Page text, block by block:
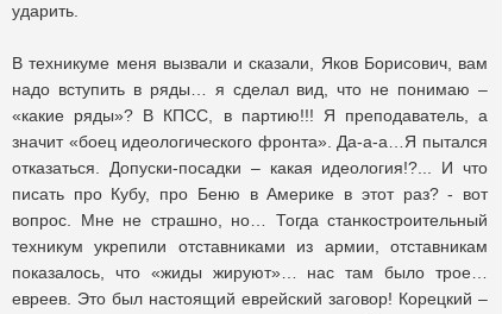
ударить.
В техникуме меня вызвали и сказали, Яков Борисович, вам
надо вступить в ряды… я сделал вид, что не понимаю –
«какие ряды»? В КПСС, в партию!!! Я преподаватель, а
значит «боец идеологического фронта». Да-а-а…Я пытался
отказаться. Допуски-посадки – какая идеология!?... И что
писать про Кубу, про Беню в Америке в этот раз? - вот
вопрос. Мне не страшно, но… Тогда станкостроительный
техникум укрепили отставниками из армии, отставникам
показалось, что «жиды жируют»… нас там было трое…
евреев. Это был настоящий еврейский заговор! Корецкий –